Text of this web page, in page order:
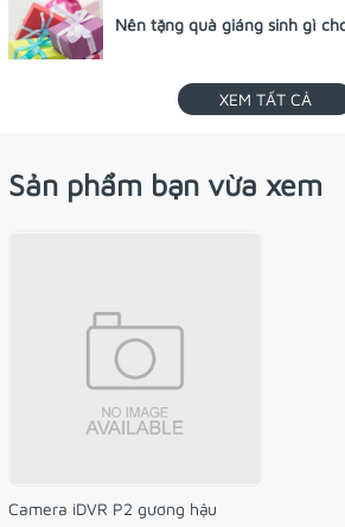
Nên tặng quà giáng sinh gì
XEM TẤT CẢ
Sản phẩm bạn vừa xem
Camera iDVR P2 gương hậu